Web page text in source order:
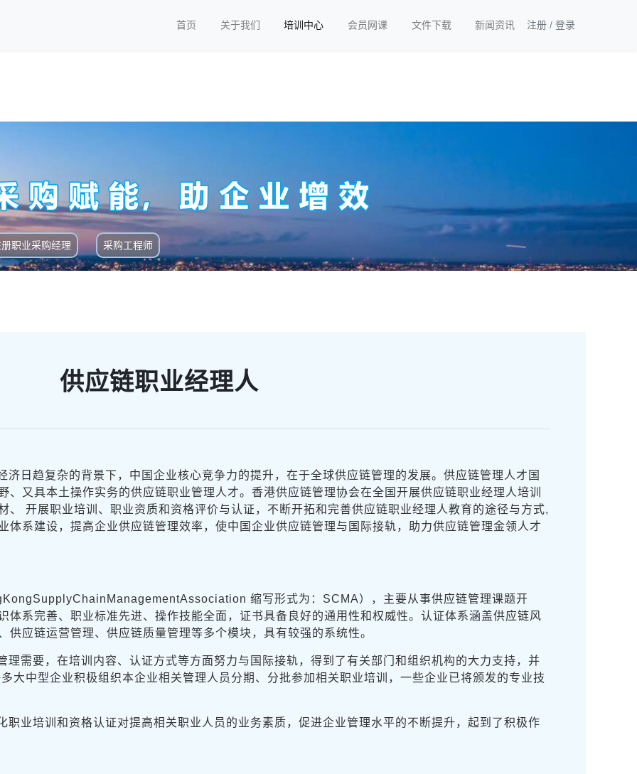
首页 关于我们 培训中心 会员网课 文件下载 新闻资讯 注册 / 登录
职业采购经理 采购工程师
供应链职业经理人
济日趋复杂的背景下，中国企业核心竞争力的提升，在于全球供应链管理的发展。供应链管理人才国
、又具本土操作实务的供应链职业管理人才。香港供应链管理协会在全国开展供应链职业经理人培训
、 开展职业培训、职业资质和资格评价与认证，不断开拓和完善供应链职业经理人教育的途径与方式,
体系建设，提高企业供应链管理效率，使中国企业供应链管理与国际接轨，助力供应链管理金领人才
缩写形式为：SCMA），主要从事供应链管理课题开
体系完善、职业标准先进、操作技能全面，证书具备良好的通用性和权威性。认证体系涵盖供应链风
应链运营管理、供应链质量管理等多个模块，具有较强的系统性。
理需要，在培训内容、认证方式等方面努力与国际接轨，得到了有关部门和组织机构的大力支持，并
大中型企业积极组织本企业相关管理人员分期、分批参加相关职业培训，一些企业已将颁发的专业技
职业培训和资格认证对提高相关职业人员的业务素质，促进企业管理水平的不断提升，起到了积极作